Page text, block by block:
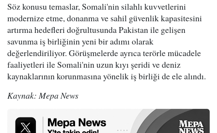
Söz konusu temaslar, Somali'nin silahlı kuvvetlerini
modernize etme, donanma ve sahil güvenlik kapasitesini
artırma hedefleri doğrultusunda Pakistan ile gelişen
savunma iş birliğinin yeni bir adımı olarak
değerlendiriliyor. Görüşmelerde ayrıca terörle mücadele
faaliyetleri ile Somali'nin uzun kıyı şeridi ve deniz
kaynaklarının korunmasına yönelik iş birliği de ele alındı.
Kaynak: Mepa News